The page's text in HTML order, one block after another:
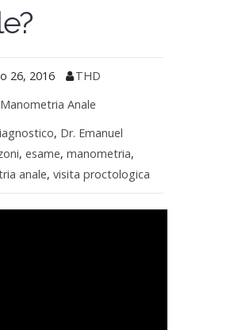
26, 2016
THD
Manometria Anale
, Dr. Emanuel
,esame,manometria,
anale, visita proctologica